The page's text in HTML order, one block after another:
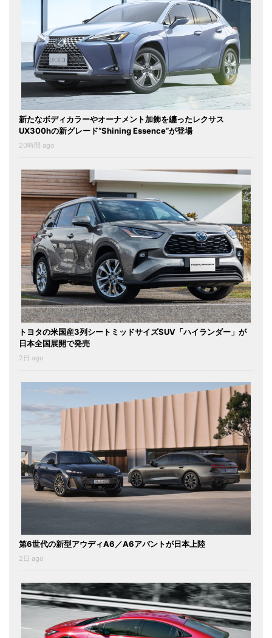
新たなボディカラーやオーナメント加飾を纏ったレクサス
UX300hの新グレード“Shining Essence”が登場
20時間 ago
トヨタの米国産3列シートミッドサイズSUV「ハイランダー」が
日本全国展開で発売
2日 ago
第6世代の新型アウディA6／A6アバントが日本上陸
2日 ago